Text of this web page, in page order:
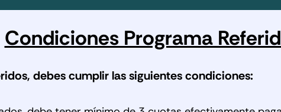
Condiciones Programa
debes cumplir las siguientes condiciones: